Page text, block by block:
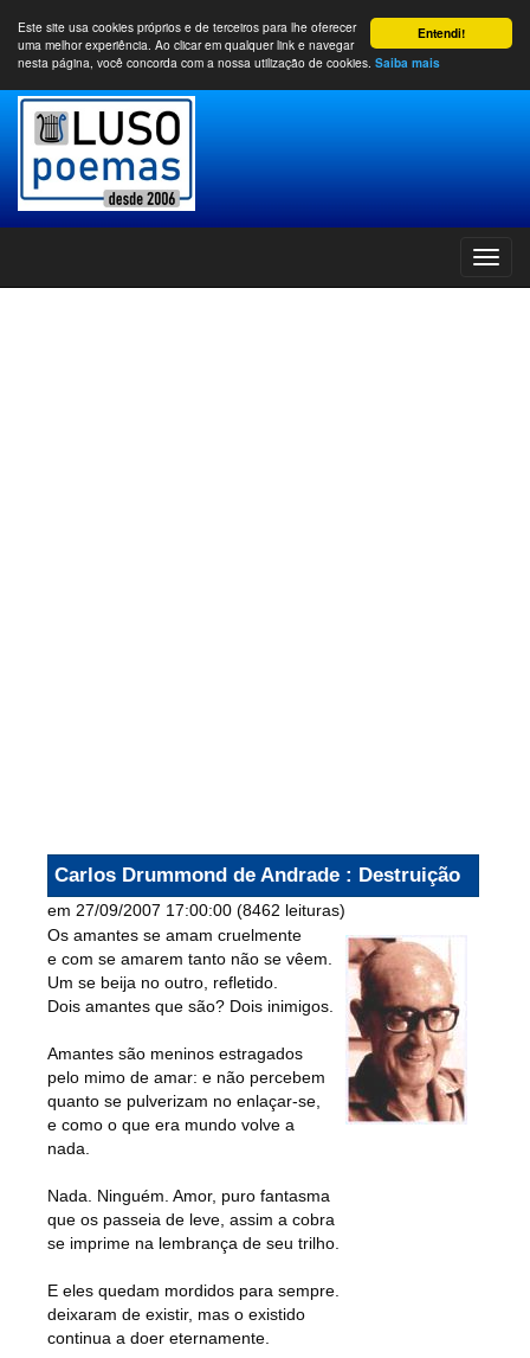
Entendi!
Este site usa cookies próprios e de terceiros para lhe oferecer
uma melhor experiência. Ao clicar em qualquer link e navegar
nesta página, você concorda com a nossa utilização de cookies. Saiba mais
Carlos Drummond de Andrade : Destruição
em 27/09/2007 17:00:00 (8462 leituras)
Os amantes se amam cruelmente
e com se amarem tanto não se vêem.
Um se beija no outro, refletido.
Dois amantes que são? Dois inimigos.
Amantes são meninos estragados
pelo mimo de amar: e não percebem
quanto se pulverizam no enlaçar-se,
e como o que era mundo volve a
nada.
Nada. Ninguém. Amor, puro fantasma
que os passeia de leve, assim a cobra
se imprime na lembrança de seu trilho.
E eles quedam mordidos para sempre.
deixaram de existir, mas o existido
continua a doer eternamente.